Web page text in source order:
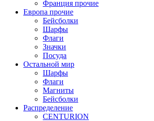
Франция прочие
Европа прочие
Бейсболки
Шарфы
Флаги
Значки
Посуда
Остальной мир
Шарфы
Флаги
Магниты
Бейсболки
Распределение
CENTURION